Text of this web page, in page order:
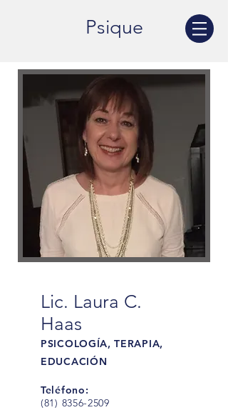
Psique
Lic. Laura C.
Haas
PSICOLOGÍA, TERAPIA,
EDUCACIÓN
Teléfono:
(81) 8356-2509